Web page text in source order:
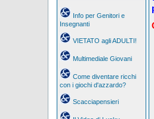
Info per Genitori e
Insegnanti
VIETATO agli ADULTI!
Multimediale Giovani
Come diventare ricchi
con i giochi d'azzardo?
Scacciapensieri